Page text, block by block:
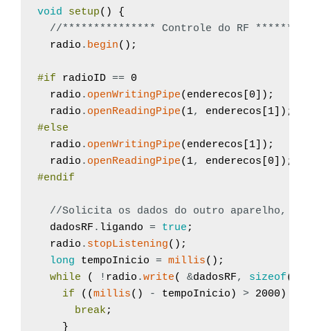
void setup( )
{
//*************** Controle do RF
radio . begin( ) ;
#if radioID == 0
radio . openWritingPipe( enderecos 0 ) ;
radio . openReadingPipe( 1, enderecos 1 ) ;
#else
radio . openWritingPipe( enderecos 1 ) ;
radio . openReadingPipe( 1, enderecos 0 ) ;
#endif
//Solicita os dados do outro aparelho, se
dadosRF . ligando = true ;
radio . stopListening( ) ;
long
tempoInicio = millis( ) ;
while
( ! radio .write( &dadosRF, sizeof(
if
( (millis( ) - tempoInicio ) > 2000 )
break ;
}